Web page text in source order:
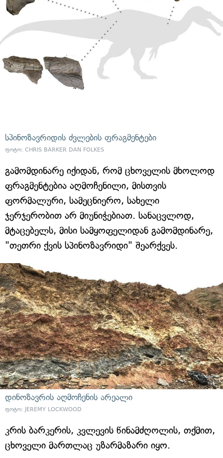
სპინოზავრიდის ძვლების ფრაგმენტები
ფოტო: CHRIS BARKER DAN FOLKES
გამომდინარე იქიდან, რომ ცხოველის მხოლოდ
ფრაგმენტებია აღმოჩენილი, მისთვის
ფორმალური, სამეცნიერო, სახელი
ჯერჯერობით არ მიუნიჭებიათ. სანაცვლოდ,
მტაცებელს, მისი სამყოფელიდან გამომდინარე,
"თეთრი ქვის სპინოზავრიდი" შეარქვეს.
დინოზავრის აღმოჩენის არეალი
ფოტო: JEREMY LOCKWOOD
კრის ბარკერის, კვლევის წინამძღოლის, თქმით,
ცხოველი მართლაც უზარმაზარი იყო.